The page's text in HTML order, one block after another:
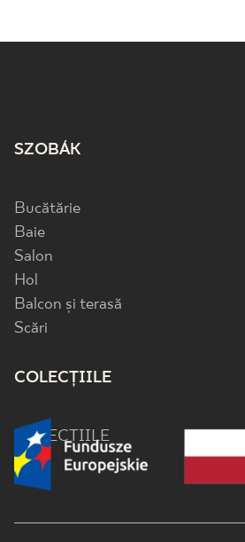
SZOBÁK
Bucătărie
Baie
Salon
Hol
Balcon și terasă
Scări
COLECȚIILE
COLECȚIILE